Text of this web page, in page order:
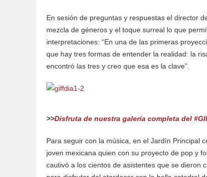
En sesión de preguntas y respuestas el director
mezcla de géneros y el toque surreal lo que
interpretaciones: “En una de las primeras
que hay tres formas de entender la realidad: la
encontró las tres y creo que esa es la clave”.
>>Disfruta de nuestra galería completa del
Para seguir con la música, en el Jardín Principal
joven mexicana quien con su proyecto de pop y
cautivó a los cientos de asistentes que se dieron